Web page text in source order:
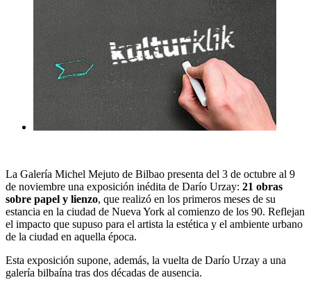
La Galería Michel Mejuto de Bilbao presenta del 3 de octubre al 9
de noviembre una exposición inédita de Darío Urzay: 21 obras
sobre papel y lienzo, que realizó en los primeros meses de su
estancia en la ciudad de Nueva York al comienzo de los 90. Reflejan
el impacto que supuso para el artista la estética y el ambiente urbano
de la ciudad en aquella época.
Esta exposición supone, además, la vuelta de Darío Urzay a una
galería bilbaína tras dos décadas de ausencia.